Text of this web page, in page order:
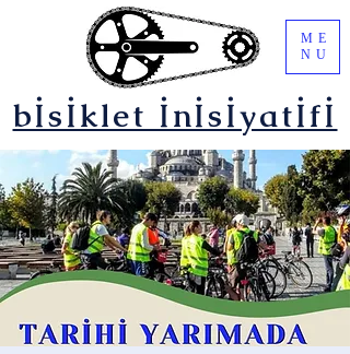
bİsİklet İnİsİyatİfİ
ME
NU